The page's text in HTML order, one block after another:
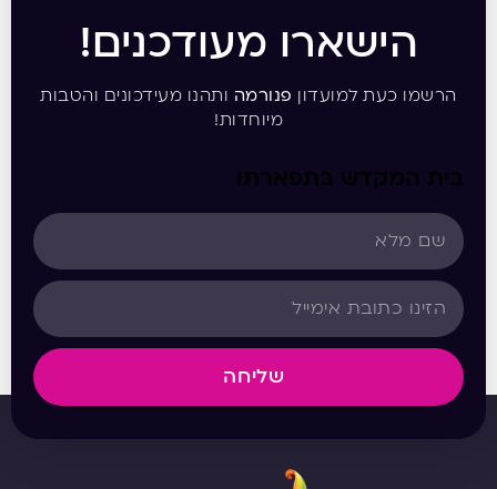
הישארו מעודכנים!
הרשמו כעת למועדון פנורמה ותהנו מעידכונים והטבות
מיוחדות!
בית המקדש בתפארתו
שליחה